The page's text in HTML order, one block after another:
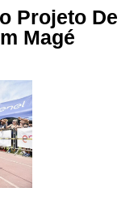
Projeto De
Magé